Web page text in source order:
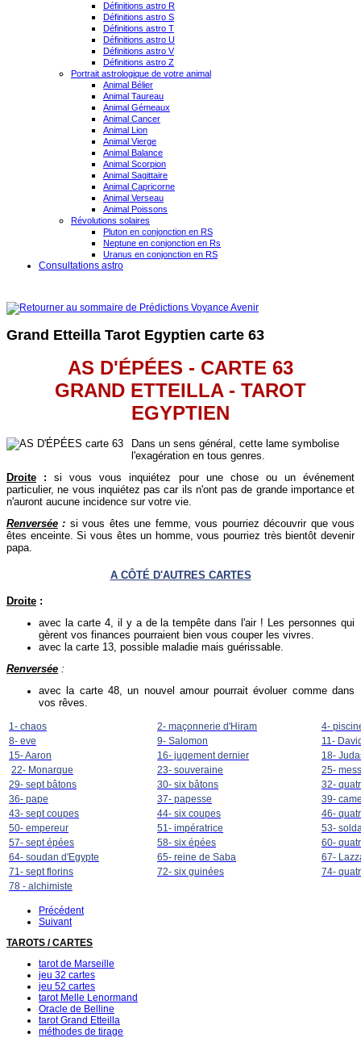
Définitions astro R
Définitions astro S
Définitions astro T
Définitions astro U
Définitions astro V
Définitions astro Z
Portrait astrologique de votre animal
Animal Bélier
Animal Taureau
Animal Gémeaux
Animal Cancer
Animal Lion
Animal Vierge
Animal Balance
Animal Scorpion
Animal Sagittaire
Animal Capricorne
Animal Verseau
Animal Poissons
Révolutions solaires
Pluton en conjonction en RS
Neptune en conjonction en Rs
Uranus en conjonction en RS
Consultations astro
Grand Etteilla Tarot Egyptien carte 63
AS D'ÉPÉES - CARTE 63
GRAND ETTEILLA - TAROT
EGYPTIEN
Dans un sens général, cette lame symbolise
l'exagération en tous genres.
Droite : si vous vous inquiétez pour une chose ou un événement
particulier, ne vous inquiétez pas car ils n'ont pas de grande importance et
n'auront aucune incidence sur votre vie.
Renversée : si vous êtes une femme, vous pourriez découvrir que vous
êtes enceinte. Si vous êtes un homme, vous pourriez très bientôt devenir
papa.
A CÔTÉ D'AUTRES CARTES
Droite :
avec la carte 4, il y a de la tempête dans l'air ! Les personnes qui
gèrent vos finances pourraient bien vous couper les vivres.
avec la carte 13, possible maladie mais guérissable.
Renversée :
avec la carte 48, un nouvel amour pourrait évoluer comme dans
vos rêves.
1- chaos 2- maçonnerie d'Hiram
4-
8- eve
9- Salomon
11-
15- Aaron
16- jugement dernier
18-
22- Monarque
23- souveraine
25-
29- sept bâtons
30- six bâtons
32-
36- pape
37- papesse
39-
43- sept coupes
44- six coupes
46-
50- empereur
51- impératrice
53-
57- sept épées
58- six épées
60-
64- soudan d'Egypte
65- reine de Saba
67-
71- sept florins
72- six guinées
74-
78 - alchimiste
Précédent
Suivant
TAROTS / CARTES
tarot de Marseille
jeu 32 cartes
jeu 52 cartes
tarot Melle Lenormand
Oracle de Belline
tarot Grand Etteilla
méthodes de tirage